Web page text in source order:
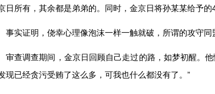
日所有，其余都是弟弟的。同时，金京日将孙某某给予的
事实证明，侥幸心理像泡沫一样一触就破，所谓的攻守同
审查调查期间，金京日回顾自己走过的路，如梦初醒。他
现已经贪污受贿了这么多，可我也什么都没有了。 ”